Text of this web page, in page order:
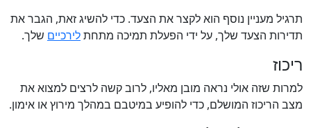
תרגיל מעניין נוסף הוא לקצר את הצעד. כדי להשיג זאת, הגבר את
תדירות הצעד שלך, על ידי הפעלת תמיכה מתחתלירכיים שלך.
ריכוז
למרות שזה אולי נראה מובן מאליו, לרוב קשה לרצים למצוא את
מצב הריכוז המושלם, כדי להופיע במיטבם במהלך מירוץ או אימון.